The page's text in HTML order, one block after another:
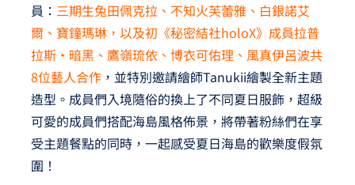
員： 三期生兔田佩克拉、不知火芙蕾雅、白銀諾艾
爾、寶鐘瑪琳，以及初《秘密結社holoX》成員拉普
拉斯·暗黑、鷹嶺琉依、博衣可佑理、風真伊呂波共
8位藝人合作，並特別邀請繪師Tanukii繪製全新主題
造型。成員們入境隨俗的換上了不同夏日服飾，超級
可愛的成員們搭配海島風格佈景，將帶著粉絲們在享
受主題餐點的同時，一起感受夏日海島的歡樂度假氛
圍！